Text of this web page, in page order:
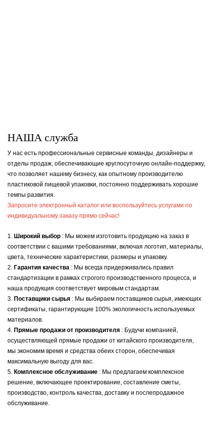
НАША служба
У нас есть профессиональные сервисные команды, дизайнеры и
отделы продаж, обеспечивающие круглосуточную онлайн-поддержку,
что позволяет нашему бизнесу, как опытному производителю
пластиковой пищевой упаковки, постоянно поддерживать хорошие
темпы развития.
Запросите электронный каталог или воспользуйтесь услугами по
индивидуальному заказу прямо сейчас!
1. Широкий выбор : Мы можем изготовить продукцию на заказ в
соответствии с вашими требованиями, включая логотип, материалы,
цвета, технические характеристики, размеры и упаковку.
2. Гарантия качества : Мы всегда придерживались правил
стандартизации в рамках строгого производственного процесса, и
наша продукция соответствует мировым стандартам.
3. Поставщики сырья : Мы выбираем поставщиков сырья, имеющих
сертификаты, гарантирующие 100% экологичность используемых
материалов.
4. Прямые продажи от производителя : Будучи компанией,
осуществляющей прямые продажи от китайского производителя,
мы экономим время и средства обеих сторон, обеспечивая
максимальную выгоду для вас.
5. Комплексное обслуживание : Мы предлагаем комплексное
решение, включающее проектирование, составление сметы,
производство, контроль качества, доставку и послепродажное
обслуживание.